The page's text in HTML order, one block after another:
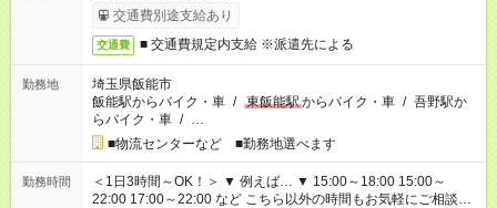
交通費別途支給あり
交通費 ■ 交通費規定内支給 ※派遣先による
勤務地
埼玉県飯能市
飯能駅からバイク・車 / 東飯能駅からバイク・車 / 吾野駅か
らバイク・車 / …
■物流センターなど ■勤務地選べます
勤務時間
＜1日3時間～OK！＞ ▼ 例えば… ▼ 15:00～18:00 15:00～
22:00 17:00～22:00 など こちら以外の時間もお気軽にご相談く